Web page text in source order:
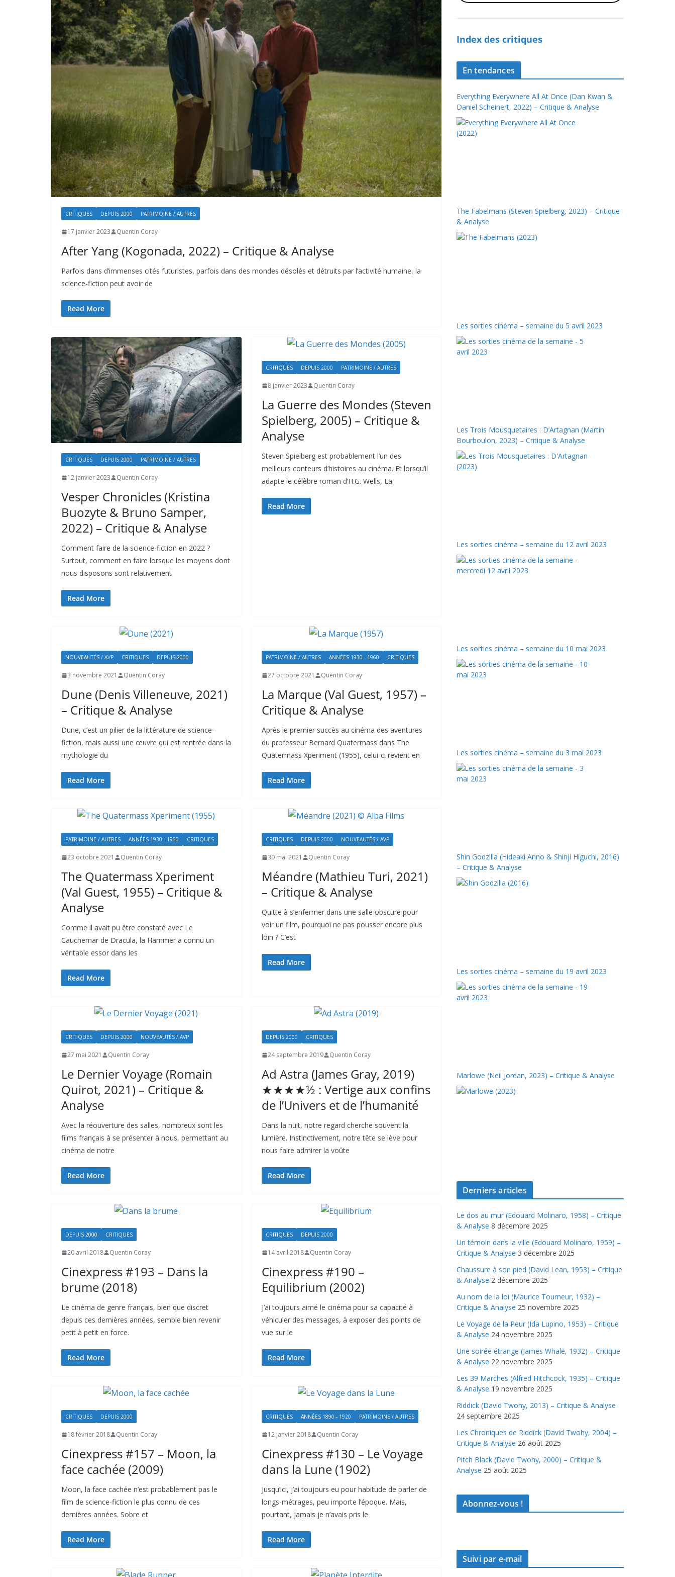
CRITIQUES DEPUIS 2000 PATRIMOINE / AUTRES
17 janvier 2023 Quentin Coray
After Yang (Kogonada, 2022) – Critique & Analyse
Parfois dans d’immenses cités futuristes, parfois dans des mondes désolés et détruits par l’activité humaine, la
science-fiction peut avoir de
Read More
CRITIQUES DEPUIS 2000 PATRIMOINE / AUTRES
12 janvier 2023 Quentin Coray
Vesper Chronicles (Kristina
Buozyte & Bruno Samper,
2022) – Critique & Analyse
Comment faire de la science-fiction en 2022 ?
Surtout, comment en faire lorsque les moyens dont
nous disposons sont relativement
Read More
CRITIQUES DEPUIS 2000 PATRIMOINE / AUTRES
8 janvier 2023 Quentin Coray
La Guerre des Mondes (Steven
Spielberg, 2005) – Critique &
Analyse
Steven Spielberg est probablement l’un des
meilleurs conteurs d’histoires au cinéma. Et lorsqu’il
adapte le célèbre roman d’H.G. Wells, La
Read More
NOUVEAUTÉS / AVP CRITIQUES DEPUIS 2000
3 novembre 2021 Quentin Coray
Dune (Denis Villeneuve, 2021)
– Critique & Analyse
Dune, c’est un pilier de la littérature de science-
fiction, mais aussi une œuvre qui est rentrée dans la
mythologie du
Read More
PATRIMOINE / AUTRES ANNÉES 1930 - 1960 CRITIQUES
27 octobre 2021 Quentin Coray
La Marque (Val Guest, 1957) –
Critique & Analyse
Après le premier succès au cinéma des aventures
du professeur Bernard Quatermass dans The
Quatermass Xperiment (1955), celui-ci revient en
Read More
PATRIMOINE / AUTRES ANNÉES 1930 - 1960 CRITIQUES
23 octobre 2021 Quentin Coray
The Quatermass Xperiment
(Val Guest, 1955) – Critique &
Analyse
Comme il avait pu être constaté avec Le
Cauchemar de Dracula, la Hammer a connu un
véritable essor dans les
Read More
CRITIQUES DEPUIS 2000 NOUVEAUTÉS / AVP
30 mai 2021 Quentin Coray
Méandre (Mathieu Turi, 2021)
– Critique & Analyse
Quitte à s’enfermer dans une salle obscure pour
voir un film, pourquoi ne pas pousser encore plus
loin ? C’est
Read More
CRITIQUES DEPUIS 2000 NOUVEAUTÉS / AVP
27 mai 2021 Quentin Coray
Le Dernier Voyage (Romain
Quirot, 2021) – Critique &
Analyse
Avec la réouverture des salles, nombreux sont les
films français à se présenter à nous, permettant au
cinéma de notre
Read More
DEPUIS 2000 CRITIQUES
24 septembre 2019 Quentin Coray
Ad Astra (James Gray, 2019)
★★★★½ : Vertige aux confins
de l’Univers et de l’humanité
Dans la nuit, notre regard cherche souvent la
lumière. Instinctivement, notre tête se lève pour
nous faire admirer la voûte
Read More
DEPUIS 2000 CRITIQUES
20 avril 2018 Quentin Coray
Cinexpress #193 – Dans la
brume (2018)
Le cinéma de genre français, bien que discret
depuis ces dernières années, semble bien revenir
petit à petit en force.
Read More
CRITIQUES DEPUIS 2000
14 avril 2018 Quentin Coray
Cinexpress #190 –
Equilibrium (2002)
J’ai toujours aimé le cinéma pour sa capacité à
véhiculer des messages, à exposer des points de
vue sur le
Read More
CRITIQUES DEPUIS 2000
18 février 2018 Quentin Coray
Cinexpress #157 – Moon, la
face cachée (2009)
Moon, la face cachée n’est probablement pas le
film de science-fiction le plus connu de ces
dernières années. Sobre et
Read More
CRITIQUES ANNÉES 1890 - 1920 PATRIMOINE / AUTRES
12 janvier 2018 Quentin Coray
Cinexpress #130 – Le Voyage
dans la Lune (1902)
Jusqu’ici, j’ai toujours eu pour habitude de parler de
longs-métrages, peu importe l’époque. Mais,
pourtant, jamais je n’avais pris le
Read More
Index des critiques
En tendances
Everything Everywhere All At Once (Dan Kwan &
Daniel Scheinert, 2022) – Critique & Analyse
The Fabelmans (Steven Spielberg, 2023) – Critique
& Analyse
Les sorties cinéma – semaine du 5 avril 2023
Les Trois Mousquetaires : D’Artagnan (Martin
Bourboulon, 2023) – Critique & Analyse
Les sorties cinéma – semaine du 12 avril 2023
Les sorties cinéma – semaine du 10 mai 2023
Les sorties cinéma – semaine du 3 mai 2023
Shin Godzilla (Hideaki Anno & Shinji Higuchi, 2016)
– Critique & Analyse
Les sorties cinéma – semaine du 19 avril 2023
Marlowe (Neil Jordan, 2023) – Critique & Analyse
Derniers articles
Le dos au mur (Edouard Molinaro, 1958) – Critique
& Analyse 8 décembre 2025
Un témoin dans la ville (Edouard Molinaro, 1959) –
Critique & Analyse 3 décembre 2025
Chaussure à son pied (David Lean, 1953) – Critique
& Analyse 2 décembre 2025
Au nom de la loi (Maurice Tourneur, 1932) –
Critique & Analyse 25 novembre 2025
Le Voyage de la Peur (Ida Lupino, 1953) – Critique
& Analyse 24 novembre 2025
Une soirée étrange (James Whale, 1932) – Critique
& Analyse 22 novembre 2025
Les 39 Marches (Alfred Hitchcock, 1935) – Critique
& Analyse 19 novembre 2025
Riddick (David Twohy, 2013) – Critique & Analyse
24 septembre 2025
Les Chroniques de Riddick (David Twohy, 2004) –
Critique & Analyse 26 août 2025
Pitch Black (David Twohy, 2000) – Critique &
Analyse 25 août 2025
Abonnez-vous !
Suivi par e-mail